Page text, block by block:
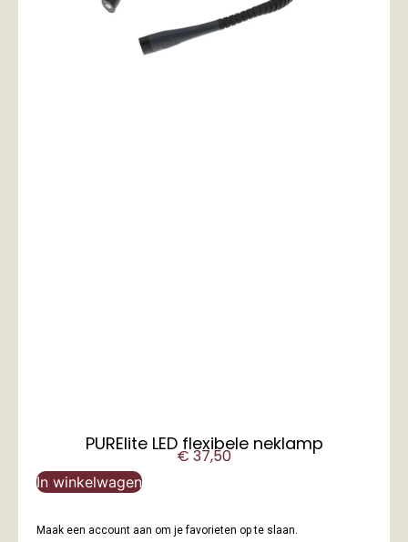
PURElite LED flexibele neklamp
€37,50
In winkelwagen
Maak een account aan om je favorieten op te slaan.